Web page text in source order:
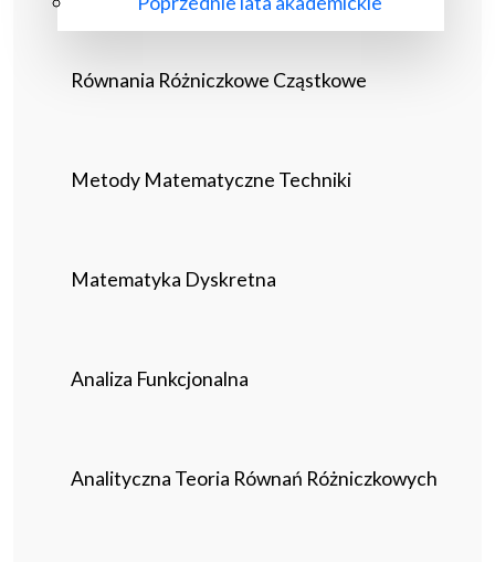
Równania Różniczkowe Cząstkowe
Metody Matematyczne Techniki
Matematyka Dyskretna
Analiza Funkcjonalna
Analityczna Teoria Równań Różniczkowych